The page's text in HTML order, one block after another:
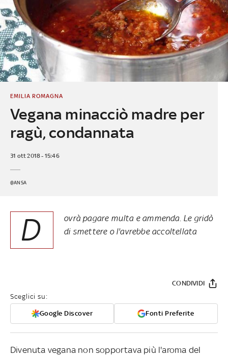
Vegana minacciò madre per
ragù, condannata
EMILIA ROMAGNA
31 ott 2018 - 15:46
@ANSA
D
ovrà pagare multa e ammenda. Le gridò
di smettere o l'avrebbe accoltellata
Sceglici su:
Google Discover Fonti Preferite
CONDIVIDI
Divenuta vegana non sopportava più l'aroma del